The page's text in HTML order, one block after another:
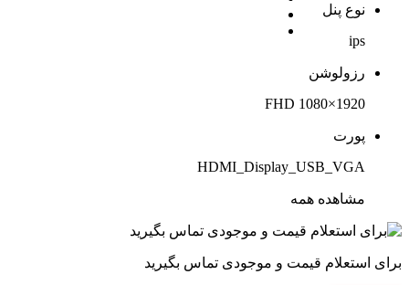
نوع پنل
ips
رزولوشن
1920×1080 FHD
پورت
HDMI_Display_USB_VGA
مشاهده همه
برای استعلام قیمت و موجودی تماس بگیرید